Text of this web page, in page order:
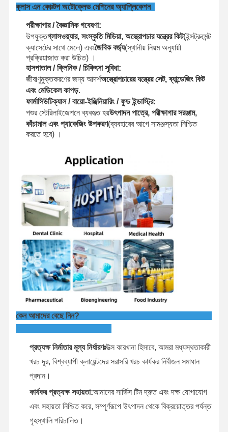
ইথিলিন অক্সাইড জীবাণুমুক্তকারক
ফার্মাসিউটিক্যাল জীবাণুমুক্তকারক
স্বয়ংক্রিয় ওয়াশার জীবাণুনাশক
CSSD সরঞ্জাম
জল চিকিত্সা সরঞ্জাম
শুকানোর ক্যাবিনেট
পরীক্ষাগার সরঞ্জাম
ক্লাস এন বেঞ্চটপ অটোক্লেভ মেশিনের অ্যাপ্লিকেশন
পরীক্ষাগার / বৈজ্ঞানিক গবেষণা:
উপযুক্তগ্লাসওয়্যার, সংস্কৃতি মিডিয়া, অস্ত্রোপচার যন্ত্রের কিট(ইন্সট্রুমেন্ট
ক্যাসেটের সাথে মেলে) এবংজৈবিক বর্জ্য(স্থানীয় নিয়ম অনুযায়ী
প্রক্রিয়াজাত করা উচিত) ।
হাসপাতাল / ক্লিনিক / চিকিৎসা সুবিধা:
জীবাণুমুক্তকরণের জন্য আদর্শঅস্ত্রোপচারের যন্ত্রের সেট, ব্যান্ডেজিং কিট
এবং মেডিকেল কাপড়.
ফার্মাসিউটিক্যাল / বায়ো-ইঞ্জিনিয়ারিং / ফুড ইন্ডাস্ট্রি:
পশুর স্টেরিলাইজেশনে ব্যবহৃত হয়উৎপাদন পাত্রে, পরীক্ষাগার সরঞ্জাম,
কাঁচামাল এবং প্যাকেজিং উপকরণ(ব্যবহারের আগে সামঞ্জস্যতা নিশ্চিত
করতে হবে) ।
কেন আমাদের বেছে নিন?
প্রত্যক্ষ নির্মাতার মূল্য নির্ধারণঃউত্স কারখানা হিসাবে, আমরা মধ্যস্থতাকারী
খরচ দূর, বিশ্বব্যাপী ক্লায়েন্টদের সরাসরি খরচ কার্যকর নির্বীজন সমাধান
প্রদান।
কার্যকর প্রত্যক্ষ সহায়তা:আমাদের সার্ভিস টিম দ্রুত এবং দক্ষ যোগাযোগ
এবং সহায়তা নিশ্চিত করে, সম্পূর্ণরূপে উৎপাদন থেকে বিক্রয়োত্তর পর্যন্ত
গৃহস্থালি পরিচালিত।